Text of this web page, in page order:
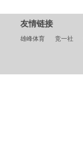
友情链接
雄峰体育 竞一社